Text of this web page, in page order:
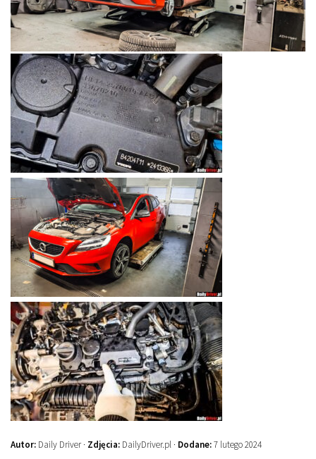
Autor: Daily Driver · Zdjęcia: DailyDriver.pl · Dodane:7 lutego 2024